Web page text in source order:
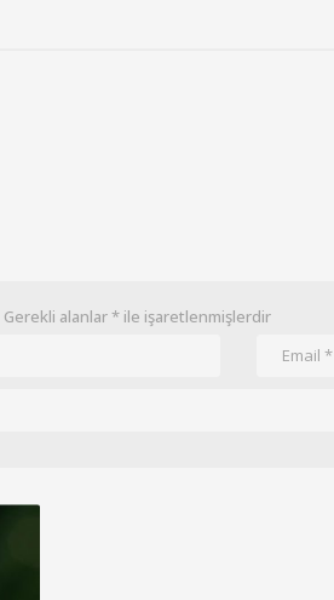
Gerekli alanlar*ile işaretlenmişlerdir